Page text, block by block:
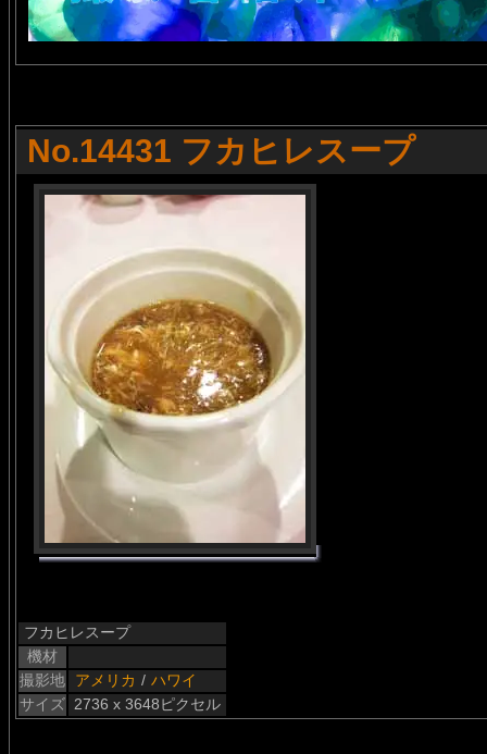
No.14431 フカヒレスープ
フカヒレスープ
機材
撮影地
アメリカ / ハワイ
サイズ 2736 x 3648ピクセル